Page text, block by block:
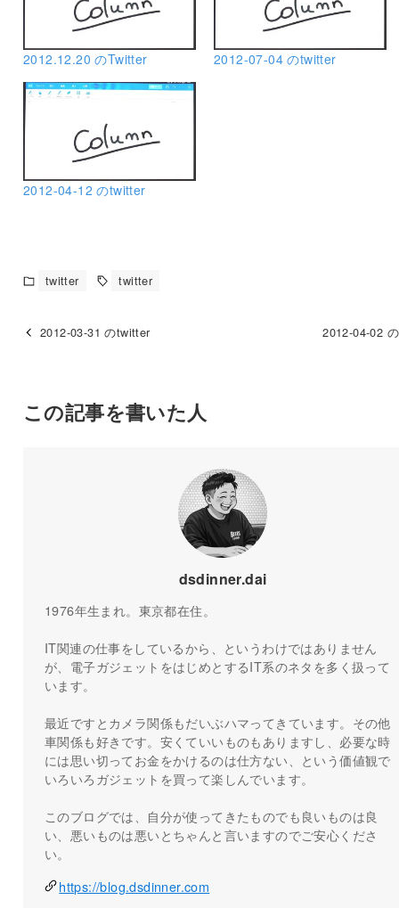
2012.12.20 のTwitter 2012-07-04 のtwitter
2012-04-12 のtwitter
twitter twitter
2012-03-31 のtwitter 2012-04-02
この記事を書いた人
dsdinner.dai
1976年生まれ。東京都在住。
IT関連の仕事をしているから、というわけではありません
が、電子ガジェットをはじめとするIT系のネタを多く扱って
います。
最近ですとカメラ関係もだいぶハマってきています。その他
車関係も好きです。安くていいものもありますし、必要な時
には思い切ってお金をかけるのは仕方ない、という価値観で
いろいろガジェットを買って楽しんでいます。
このブログでは、自分が使ってきたものでも良いものは良
い、悪いものは悪いとちゃんと言いますのでご安心くださ
い。
https://blog.dsdinner.com